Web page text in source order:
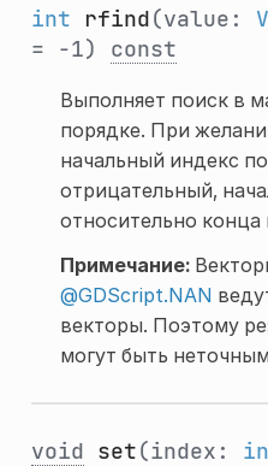
int rfind(value:
= -1) const
Выполняет поиск в
порядке. При
начальный индекс
отрицательный,
относительно конца
Примечание:
@GDScript.NAN
векторы. Поэтому
могут быть
void set(index: